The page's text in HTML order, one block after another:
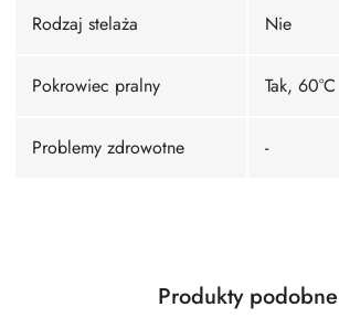
Rodzaj stelaża Nie
Pokrowiec pralny Tak, 60°C
Problemy zdrowotne -
Pomiń karuzelę produktów
Produkty
Produkty podobne